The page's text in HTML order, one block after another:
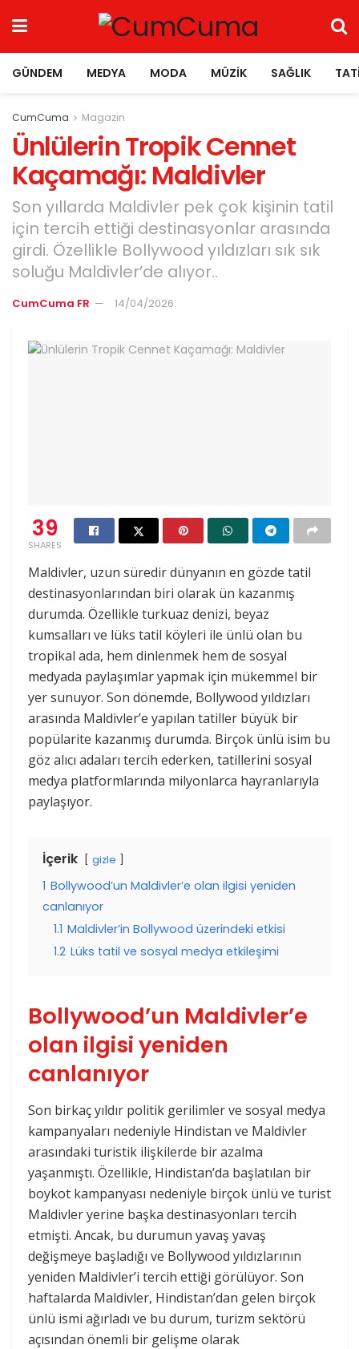
GÜNDEM MEDYA MODA MÜZIK SAĞLIK
CumCuma Magazin
Ünlülerin Tropik Cennet
Kaçamağı: Maldivler
Son yıllarda Maldivler pek çok kişinin tatil
için tercih ettiği destinasyonlar arasında
girdi. Özellikle Bollywood yıldızları sık sık
soluğu Maldivler’de alıyor..
CumCuma FR 14/04/2026
39
SHARES
Maldivler, uzun süredir dünyanın en gözde tatil
destinasyonlarından biri olarak ün kazanmış
durumda. Özellikle turkuaz denizi, beyaz
kumsalları ve lüks tatil köyleri ile ünlü olan bu
tropikal ada, hem dinlenmek hem de sosyal
medyada paylaşımlar yapmak için mükemmel bir
yer sunuyor. Son dönemde, Bollywood yıldızları
arasında Maldivler’e yapılan tatiller büyük bir
popülarite kazanmış durumda. Birçok ünlü isim bu
göz alıcı adaları tercih ederken, tatillerini sosyal
medya platformlarında milyonlarca hayranlarıyla
paylaşıyor.
İçerik gizle
1 Bollywood’un Maldivler’e olan ilgisi yeniden
canlanıyor
1.1 Maldivler’in Bollywood üzerindeki etkisi
1.2 Lüks tatil ve sosyal medya etkileşimi
Bollywood’un Maldivler’e
olan ilgisi yeniden
canlanıyor
Son birkaç yıldır politik gerilimler ve sosyal medya
kampanyaları nedeniyle Hindistan ve Maldivler
arasındaki turistik ilişkilerde bir azalma
yaşanmıştı. Özellikle, Hindistan’da başlatılan bir
boykot kampanyası nedeniyle birçok ünlü ve turist
Maldivler yerine başka destinasyonları tercih
etmişti. Ancak, bu durumun yavaş yavaş
değişmeye başladığı ve Bollywood yıldızlarının
yeniden Maldivler’i tercih ettiği görülüyor. Son
haftalarda Maldivler, Hindistan’dan gelen birçok
ünlü ismi ağırladı ve bu durum, turizm sektörü
açısından önemli bir gelişme olarak